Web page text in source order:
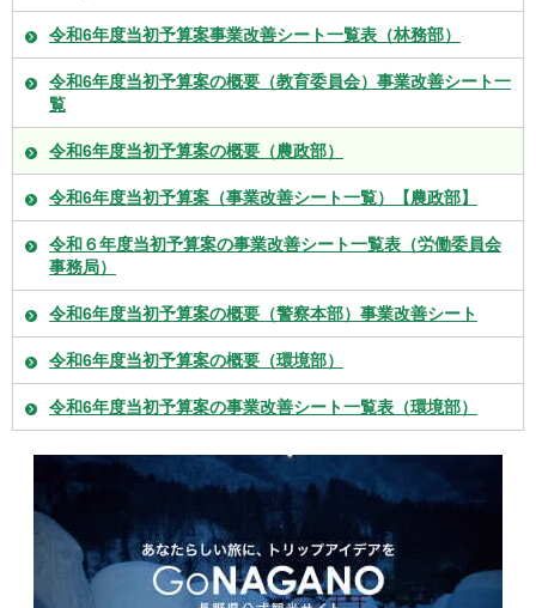
令和6年度当初予算案事業改善シート一覧表（林務部）
令和6年度当初予算案の概要（教育委員会）事業改善シート一
覧
令和6年度当初予算案の概要（農政部）
令和6年度当初予算案（事業改善シート一覧）【農政部】
令和６年度当初予算案の事業改善シート一覧表（労働委員会
事務局）
令和6年度当初予算案の概要（警察本部）事業改善シート
令和6年度当初予算案の概要（環境部）
令和6年度当初予算案の事業改善シート一覧表（環境部）